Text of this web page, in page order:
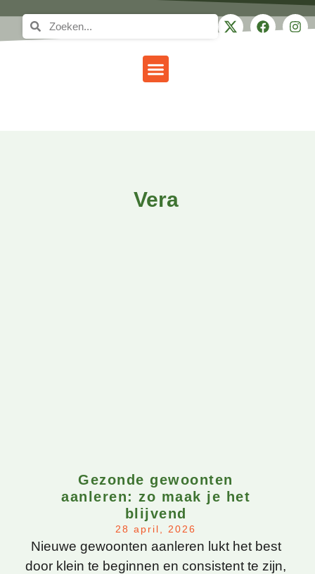
Vera
Gezonde gewoonten
aanleren: zo maak je het
blijvend
28 april, 2026
Nieuwe gewoonten aanleren lukt het best
door klein te beginnen en consistent te zijn,